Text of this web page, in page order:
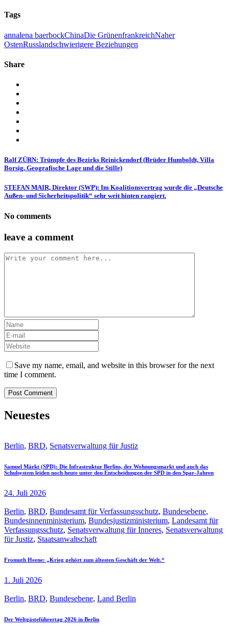
Tags
annalena baerbockChinaDie GrünenfrankreichNaher
OstenRusslandschwierigere Beziehungen
Share
Ralf ZÜRN: Trümpfe des Bezirks Reinickendorf (Brüder Humboldt, Villa
Borsig, Geografische Lage und die Stille)
STEFAN MAIR, Direktor (SWP): Im Koalitionsvertrag wurde die „Deutsche
Außen- und Sicherheitspolitik“ sehr weit hinten rangiert.
No comments
leave a comment
Save my name, email, and website in this browser for the next
time I comment.
Neuestes
Berlin, BRD, Senatsverwaltung für Justiz
Samuel Märkt (SPD): Die Infrastruktur Berlins, der Wohnungsmarkt und auch das
Schulsystem leiden noch heute unter den Entscheidungen der SPD in den Spar-Jahren
24. Juli 2026
Berlin, BRD, Bundesamt für Verfassungsschutz, Bundesebene,
Bundesinnenministerium, Bundesjustizministerium, Landesamt für
Verfassungsschutz, Senatsverwaltung für Inneres, Senatsverwaltung
für Justiz, Staatsanwaltschaft
Fromuth Heene: „Krieg gehört zum ältesten Geschäft der Welt.“
1. Juli 2026
Berlin, BRD, Bundesebene, Land Berlin
Der Weltgästeführertag 2026 in Berlin